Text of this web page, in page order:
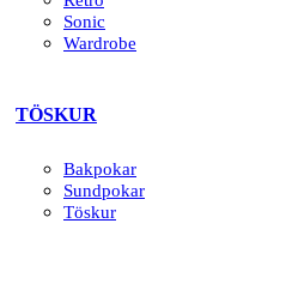
Sonic
Wardrobe
TÖSKUR
Bakpokar
Sundpokar
Töskur